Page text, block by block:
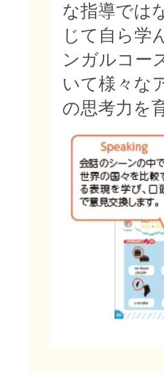
な指導では
じて自ら学
ンガルコー
いて様々な
の思考力を